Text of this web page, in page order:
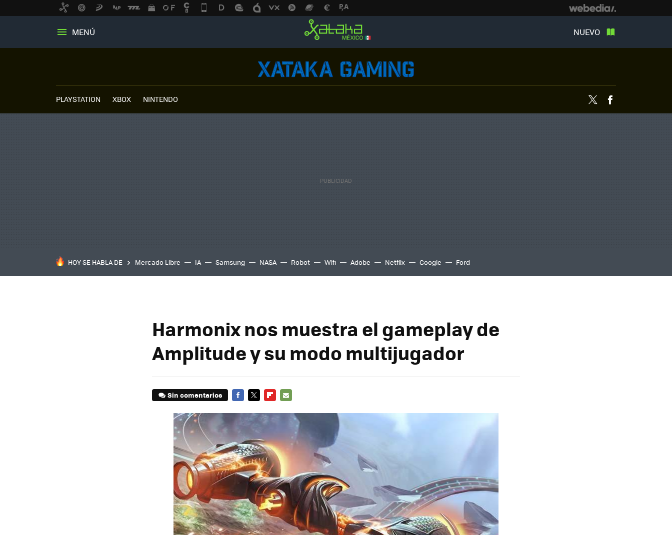
MENÚ NUEVO
PLAYSTATION XBOX NINTENDO Twitter
HOY SE HABLA DE Mercado Libre IA Samsung NASA Robot Wifi Adobe Netflix Google Ford
Harmonix nos muestra el gameplay de
Amplitude y su modo multijugador
Sin comentarios
MAIL